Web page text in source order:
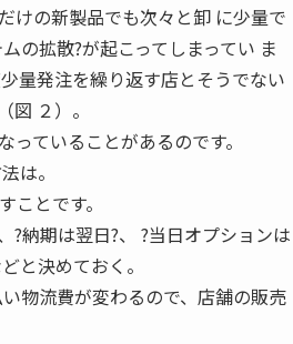
けの新製品でも次々と卸 に少量で
の拡散?が起こってしまってい ま
量発注を繰り返す店とそうでない
２）。
ていることがあるのです。
は。
とです。
納期は翌日?、 ?当日オプションは
と決めておく。
物流費が変わるので、店舗の販売